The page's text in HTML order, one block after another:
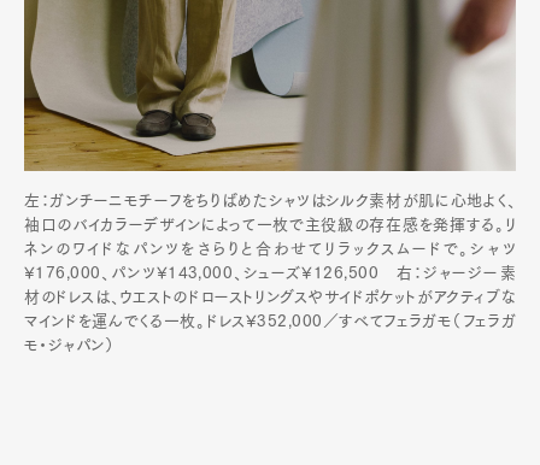
左：ガンチーニモチーフをちりばめたシャツはシルク素材が肌に心地よく、
袖口のバイカラーデザインによって一枚で主役級の存在感を発揮する。リ
ネンのワイドなパンツをさらりと合わせてリラックスムードで。シャツ
¥176,000、パンツ¥143,000、シューズ¥126,500 右：ジャージー素
材のドレスは、ウエストのドローストリングスやサイドポケットがアクティブな
マインドを運んでくる一枚。ドレス¥352,000／すべてフェラガモ（フェラガ
モ・ジャパン）